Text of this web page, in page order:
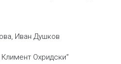
Иван Душков
Охридски“